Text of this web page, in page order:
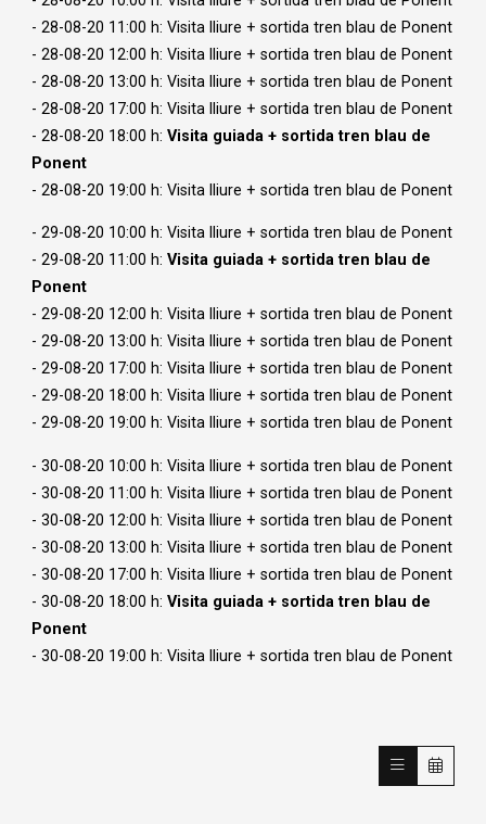
- 28-08-20 11:00 h: Visita lliure + sortida tren blau de Ponent
- 28-08-20 12:00 h: Visita lliure + sortida tren blau de Ponent
- 28-08-20 13:00 h: Visita lliure + sortida tren blau de Ponent
- 28-08-20 17:00 h: Visita lliure + sortida tren blau de Ponent
- 28-08-20 18:00 h: Visita guiada + sortida tren blau de
Ponent
- 28-08-20 19:00 h: Visita lliure + sortida tren blau de Ponent
- 29-08-20 10:00 h: Visita lliure + sortida tren blau de Ponent
- 29-08-20 11:00 h: Visita guiada + sortida tren blau de
Ponent
- 29-08-20 12:00 h: Visita lliure + sortida tren blau de Ponent
- 29-08-20 13:00 h: Visita lliure + sortida tren blau de Ponent
- 29-08-20 17:00 h: Visita lliure + sortida tren blau de Ponent
- 29-08-20 18:00 h: Visita lliure + sortida tren blau de Ponent
- 29-08-20 19:00 h: Visita lliure + sortida tren blau de Ponent
- 30-08-20 10:00 h: Visita lliure + sortida tren blau de Ponent
- 30-08-20 11:00 h: Visita lliure + sortida tren blau de Ponent
- 30-08-20 12:00 h: Visita lliure + sortida tren blau de Ponent
- 30-08-20 13:00 h: Visita lliure + sortida tren blau de Ponent
- 30-08-20 17:00 h: Visita lliure + sortida tren blau de Ponent
- 30-08-20 18:00 h: Visita guiada + sortida tren blau de
Ponent
- 30-08-20 19:00 h: Visita lliure + sortida tren blau de Ponent